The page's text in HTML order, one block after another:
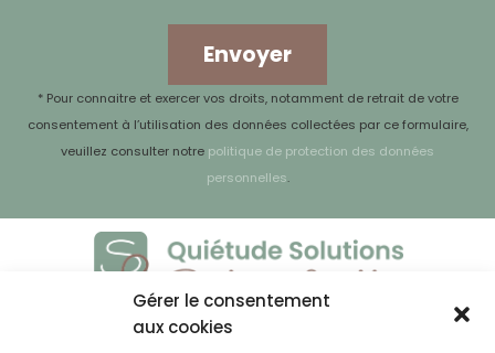
Gérer le consentement
aux cookies
Envoyer
* Pour connaitre et exercer vos droits, notamment de retrait de votre
consentement à l’utilisation des données collectées par ce formulaire,
veuillez consulter notre politique de protection des données
personnelles.
À propos de moi